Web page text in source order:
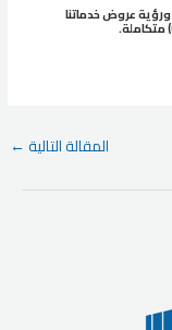
ورؤية عروض خدماتنا
المقالة التالية←